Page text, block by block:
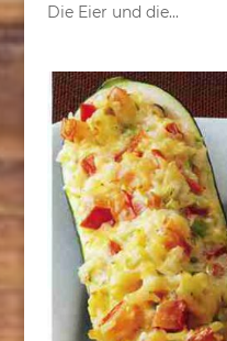
Die Eier und die...